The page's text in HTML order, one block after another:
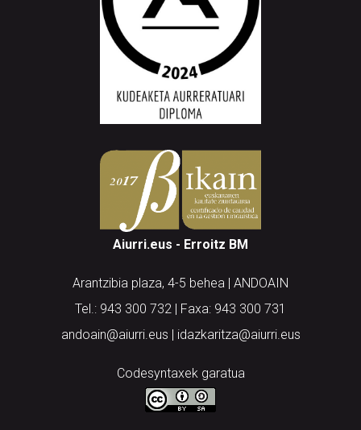
Aiurri.eus - Erroitz BM
Arantzibia plaza, 4-5 behea | ANDOAIN
Tel.: 943 300 732 | Faxa: 943 300 731
andoain@aiurri.eus | idazkaritza@aiurri.eus
Codesyntaxek garatua